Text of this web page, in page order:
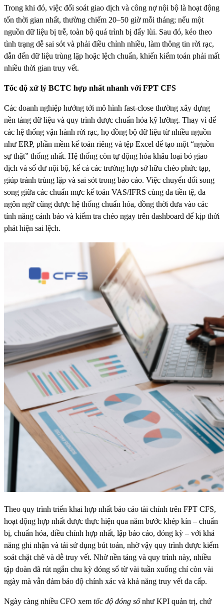
Trong khi đó, việc đối soát giao dịch và công nợ nội bộ là hoạt động
tốn thời gian nhất, thường chiếm 20–50 giờ mỗi tháng; nếu một
nguồn dữ liệu bị trễ, toàn bộ quá trình bị đẩy lùi. Sau đó, kéo theo
tình trạng dễ sai sót và phải điều chỉnh nhiều, làm thông tin rời rạc,
dẫn đến dữ liệu trùng lặp hoặc lệch chuẩn, khiến kiểm toán phải mất
nhiều thời gian truy vết.
Tốc độ xử lý BCTC hợp nhất nhanh với FPT CFS
Các doanh nghiệp hướng tới mô hình fast‑close thường xây dựng
nền tảng dữ liệu và quy trình được chuẩn hóa kỹ lưỡng. Thay vì để
các hệ thống vận hành rời rạc, họ đồng bộ dữ liệu từ nhiều nguồn
như ERP, phần mềm kế toán riêng và tệp Excel để tạo một “nguồn
sự thật” thống nhất. Hệ thống còn tự động hóa khâu loại bỏ giao
dịch và số dư nội bộ, kể cả các trường hợp sở hữu chéo phức tạp,
giúp tránh trùng lặp và sai sót trong báo cáo. Việc chuyển đổi song
song giữa các chuẩn mực kế toán VAS/IFRS cùng đa tiền tệ, đa
ngôn ngữ cũng được hệ thống chuẩn hóa, đồng thời đưa vào các
tính năng cảnh báo và kiểm tra chéo ngay trên dashboard để kịp thời
phát hiện sai lệch.
Theo quy trình triển khai hợp nhất báo cáo tài chỉnh trên FPT CFS,
hoạt động hợp nhất được thực hiện qua năm bước khép kín – chuẩn
bị, chuẩn hóa, điều chỉnh hợp nhất, lập báo cáo, đóng kỳ – với khả
năng ghi nhận và tái sử dụng bút toán, nhờ vậy quy trình được kiểm
soát chặt chẽ và dễ truy vết. Nhờ nền tảng và quy trình này, nhiều
tập đoàn đã rút ngắn chu kỳ đóng sổ từ vài tuần xuống chỉ còn vài
ngày mà vẫn đảm bảo độ chính xác và khả năng truy vết đa cấp.
Ngày càng nhiều CFO xem tốc độ đóng sổnhư KPI quản trị, chứ